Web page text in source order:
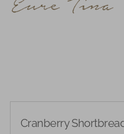
Cranberry